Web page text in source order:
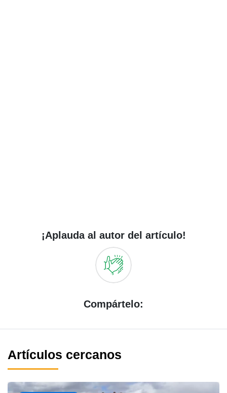
¡Aplauda al autor del artículo!
Compártelo:
Artículos cercanos